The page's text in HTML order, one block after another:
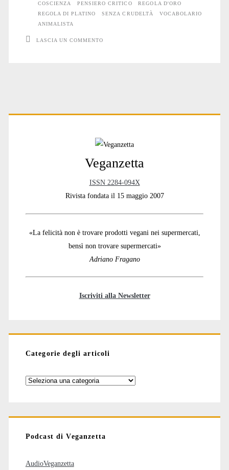
COSCIENZA
PENSIERO CRITICO
REGOLA D'ORO
REGOLA DI PLATINO
SENZA CRUDELTÀ
VOCABOLARIO
ANIMALISTA
LASCIA UN COMMENTO
Primary
Veganzetta
ISSN 2284-094X
Rivista fondata il 15 maggio 2007
«La felicità non è trovare prodotti vegani nei supermercati,
bensì non trovare supermercati»
Adriano Fragano
Iscriviti alla Newsletter
Categorie degli articoli
Categorie
Podcast di Veganzetta
AudioVeganzetta